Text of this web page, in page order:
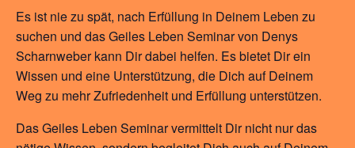
Es ist nie zu spät, nach Erfüllung in Deinem Leben zu
suchen und das Geiles Leben Seminar von Denys
Scharnweber kann Dir dabei helfen. Es bietet Dir ein
Wissen und eine Unterstützung, die Dich auf Deinem
Weg zu mehr Zufriedenheit und Erfüllung unterstützen.
Das Geiles Leben Seminar vermittelt Dir nicht nur das